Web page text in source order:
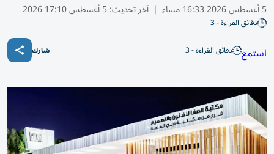
5 أغسطس 2026 16:33 مساء | آخر تحديث:5 أغسطس 17:10 2026
دقائق القراءة - 3
استمع دقائق القراءة - 3 شارك